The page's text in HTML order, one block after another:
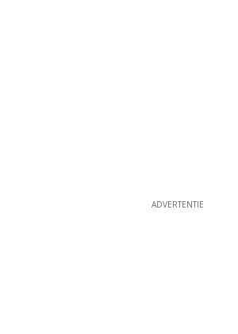
ADVERTENTIE